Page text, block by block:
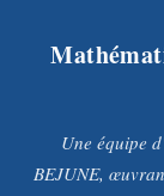
Une équipe
BEJUNE,